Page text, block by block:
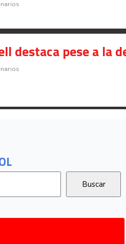
destaca pese a la